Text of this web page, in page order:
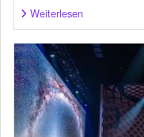
Weiterlesen